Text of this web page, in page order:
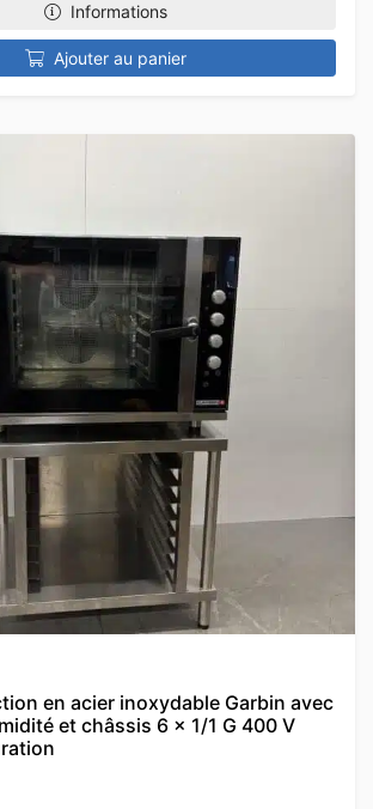
Informations
Ajouter au panier
en acier inoxydable Garbin avec
et châssis 6 x 1/1 G 400 V